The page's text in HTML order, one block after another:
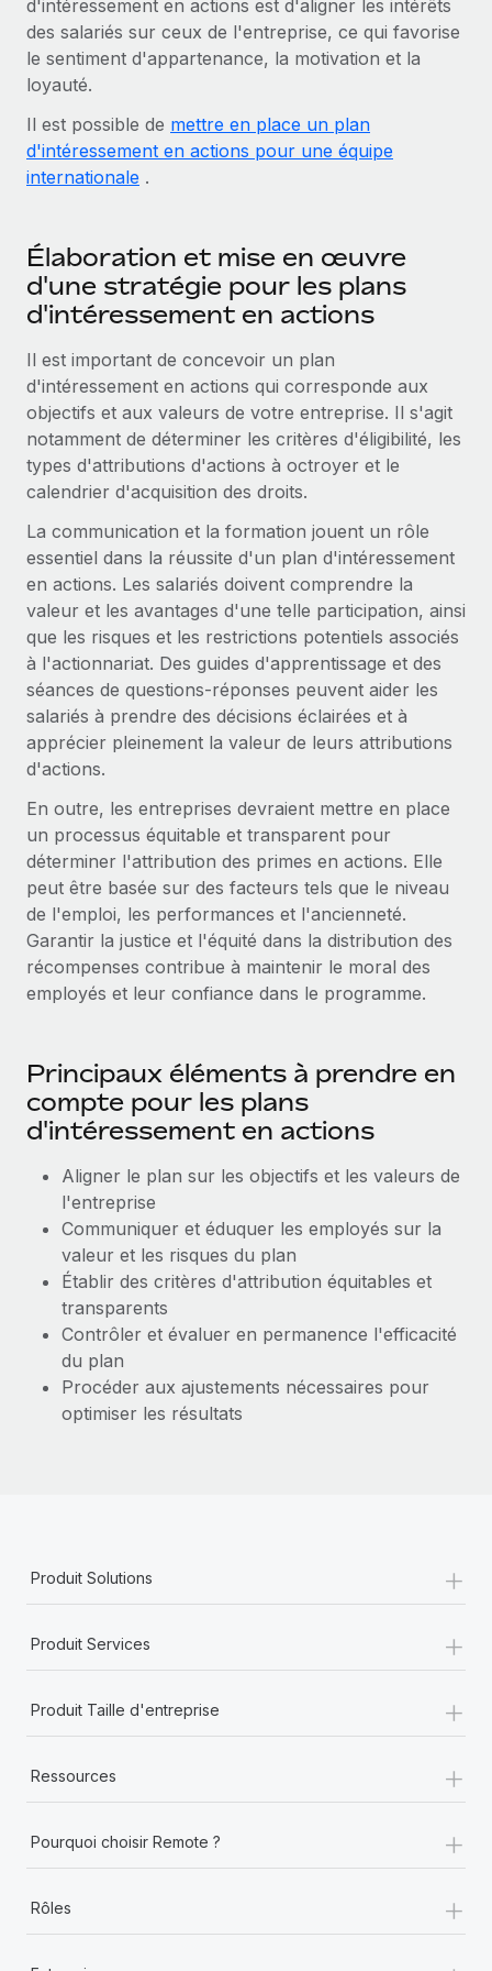
Gestion des freelances
Intégrez et gérez vos freelances partout dans le monde
Sous-traitez les opérations complexes liées à l’emploi
Intégrez vos RH aux flux de travail en toute simplicité
Plateforme
Connecter
Nouveau
Connectez n'importe quel outil d’IA à Remote grâce à
notre MCP
Intégrations
SERVICES
Demandez aux experts
Recevez des conseils d’experts sur les RH à
l’international et la conformité
Contrôles d’antécédents
Simplifiez vos processus de présélection des
candidats
Remote Watchtower
Gardez un temps d’avance sur les risques en
matière de conformité
Gestion des appareils
Achetez et suivez vos équipements informatiques
dans le monde entier
conformité
Mobilité et déménagement international
employés
Avantages sociaux
Gérez facilement les avantages sociaux
Comparer Remote
Examinez notre service par rapport aux autres
CROISSANCE
Start-ups
Des solutions agiles et internationales pour les RH et la
Entreprises intermédiaires
Développez vos équipes avec des solutions RH sur
mesure
Les RH à l’international pour les grandes entreprises
TRAVAILLONS ENSEMBLE
Partenaires stratégiques de la tech
Intégrez les RH à l’international de manière flexible
Devenir partenaire
Explorez avec nous vos opportunités de partenariat
Remote Build
Bientôt disponible
Conseil en intégrations et automatisations assistées par
ÉTUDES DE CAS
pays
Calculateur de paiement des freelances
Découvrez les devises disponibles et les vitesses de
paiement pour vos freelances internationaux
Études de cas
Glossaire RH
Checklists et modèles
Descriptions de postes
Webinaires
Événements
Données sur les salaires et les talents
Centre de ressources
Obtenir de l’aide
Voir toutes les ressources
Paie multipays
EOR et PEO
Gestion des freelances
Taxes
BLOG
Mises à jour des produits de Remote :
freelances Plus
Remote a toujours pour mission d'aider les entreprises de
toute taille à embaucher, gérer et payer...
En savoir plus
Comment Phiture gère ses 55 employés
répartis dans 19 pays grâce à Remote
Phiture, un leader notable du conseil en matière de
Nederlands
Français
Deutsch
Italiano
Português (Portugal)
日本語
한국어
中文（简体）
Connexion
d'intéressement en actions est d'aligner les intérêts
des salariés sur ceux de l'entreprise, ce qui favorise
le sentiment d'appartenance, la motivation et la
loyauté.
Il est possible de mettre en place un plan
d'intéressement en actions pour une équipe
internationale .
Élaboration et mise en œuvre
d'une stratégie pour les plans
d'intéressement en actions
Il est important de concevoir un plan
d'intéressement en actions qui corresponde aux
objectifs et aux valeurs de votre entreprise. Il s'agit
notamment de déterminer les critères d'éligibilité, les
types d'attributions d'actions à octroyer et le
calendrier d'acquisition des droits.
La communication et la formation jouent un rôle
essentiel dans la réussite d'un plan d'intéressement
en actions. Les salariés doivent comprendre la
valeur et les avantages d'une telle participation, ainsi
que les risques et les restrictions potentiels associés
à l'actionnariat. Des guides d'apprentissage et des
séances de questions-réponses peuvent aider les
salariés à prendre des décisions éclairées et à
apprécier pleinement la valeur de leurs attributions
d'actions.
En outre, les entreprises devraient mettre en place
un processus équitable et transparent pour
déterminer l'attribution des primes en actions. Elle
peut être basée sur des facteurs tels que le niveau
de l'emploi, les performances et l'ancienneté.
Garantir la justice et l'équité dans la distribution des
récompenses contribue à maintenir le moral des
employés et leur confiance dans le programme.
Principaux éléments à prendre en
compte pour les plans
d'intéressement en actions
Aligner le plan sur les objectifs et les valeurs de
l'entreprise
Communiquer et éduquer les employés sur la
valeur et les risques du plan
Établir des critères d'attribution équitables et
transparents
Contrôler et évaluer en permanence l'efficacité
du plan
Procéder aux ajustements nécessaires pour
optimiser les résultats
Produit Solutions +
Produit Services +
Produit Taille d'entreprise +
Ressources +
Pourquoi choisir Remote ? +
Rôles +